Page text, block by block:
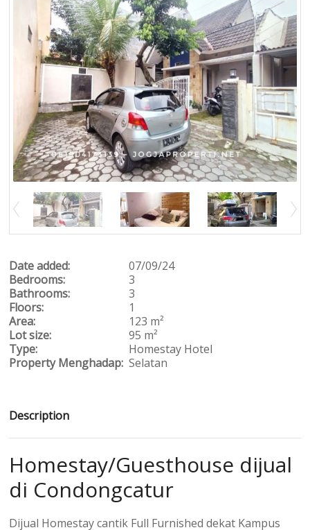
Date added:
07/09/24
Bedrooms:
3
Bathrooms:
3
Floors:
1
Area:
123 m²
Lot size:
95 m²
Type:
Homestay Hotel
Property Menghadap: Selatan
Description
Homestay/Guesthouse dijual
di Condongcatur
Dijual Homestay cantik Full Furnished dekat Kampus